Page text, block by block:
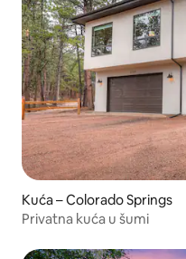
Kuća – Colorado Springs
Privatna kuća u šumi